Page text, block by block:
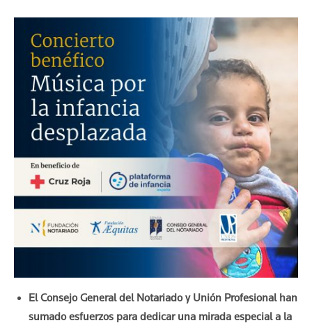
El Consejo General del Notariado y Unión Profesional han
sumado esfuerzos para dedicar una mirada especial a la